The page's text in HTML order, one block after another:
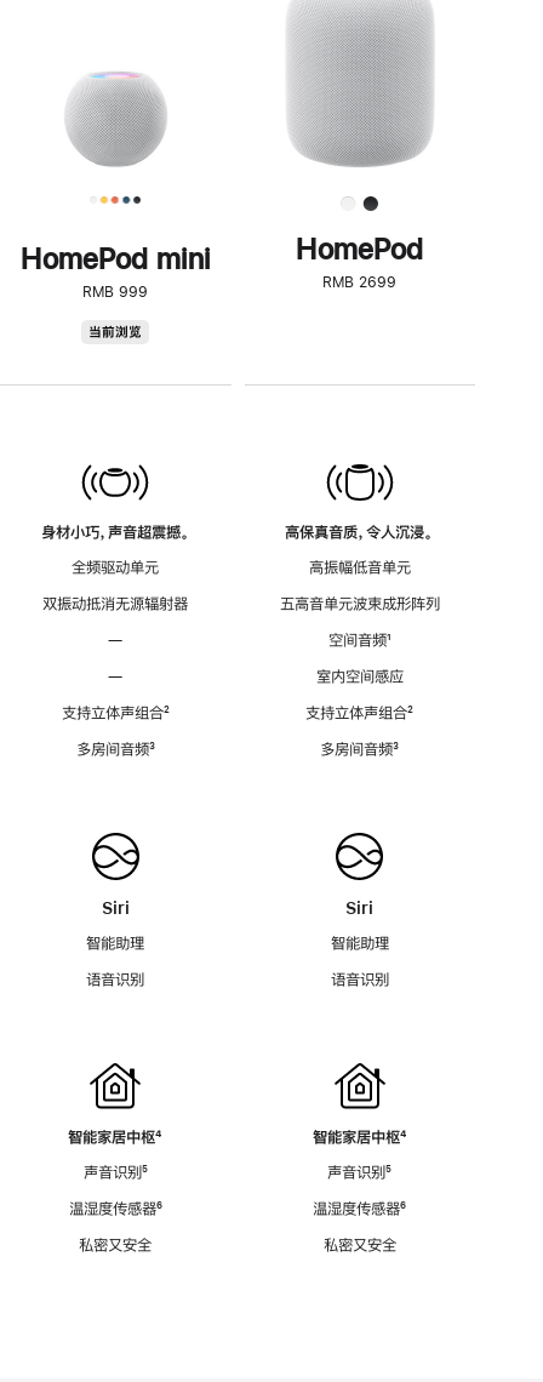
HomePod mini
RMB 999
当前浏览
身材小巧，声音超震撼。
全频驱动单元
双振动抵消无源辐射器
—
—
支持立体声组合脚
²
多房间音频脚
³
Siri
智能助理
语音识别
智能家居中枢脚
⁴
声音识别脚
⁵
温湿度传感器脚
⁶
私密又安全
了
解
HomePod<
HomePod
RMB 2699
高保真音质，令人沉浸。
高振幅低音单元
五高音单元波束成形阵列
空间音频脚
¹
室内空间感应
支持立体声组合脚
²
多房间音频脚
³
Siri
智能助理
语音识别
智能家居中枢脚
⁴
声音识别脚
⁵
温湿度传感器脚
⁶
私密又安全